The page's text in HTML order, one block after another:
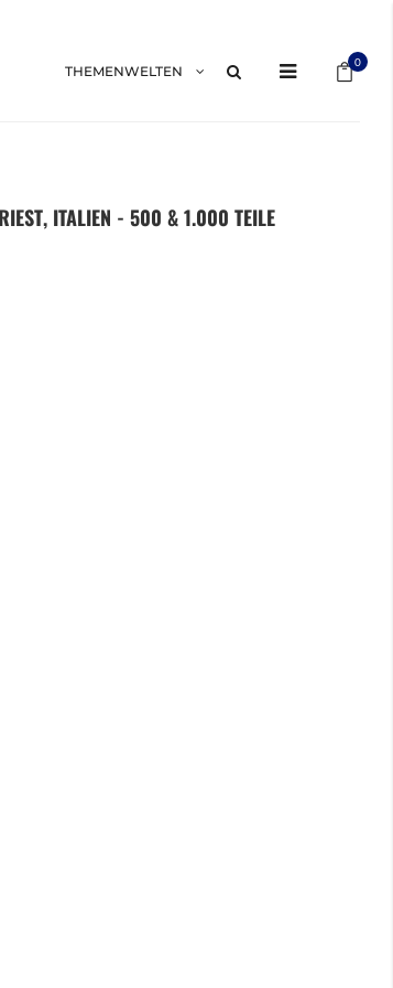
0
THEMENWELTEN
ITALIEN - 500 & 1.000 TEILE